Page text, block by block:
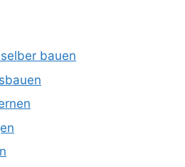
bauen